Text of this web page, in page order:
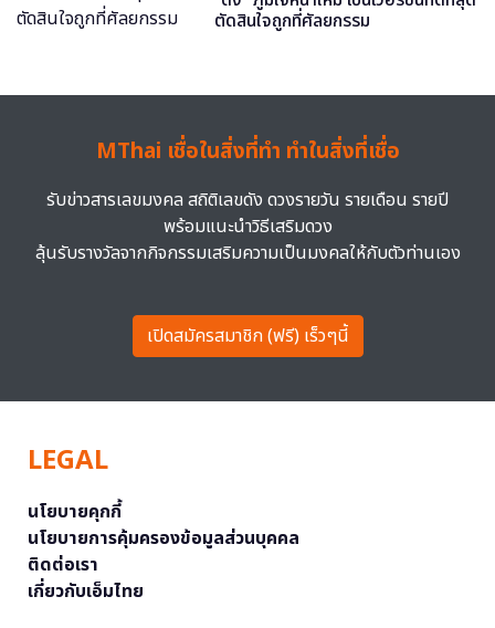
ตัดสินใจถูกที่ศัลยกรรม
MThai เชื่อในสิ่งที่ทำ ทำในสิ่งที่เชื่อ
รับข่าวสารเลขมงคล สถิติเลขดัง ดวงรายวัน รายเดือน รายปี
พร้อมแนะนำวิธีเสริมดวง
ลุ้นรับรางวัลจากกิจกรรมเสริมความเป็นมงคลให้กับตัวท่านเอง
เปิดสมัครสมาชิก (ฟรี) เร็วๆนี้
LEGAL
นโยบายคุกกี้
นโยบายการคุ้มครองข้อมูลส่วนบุคคล
ติดต่อเรา
เกี่ยวกับเอ็มไทย